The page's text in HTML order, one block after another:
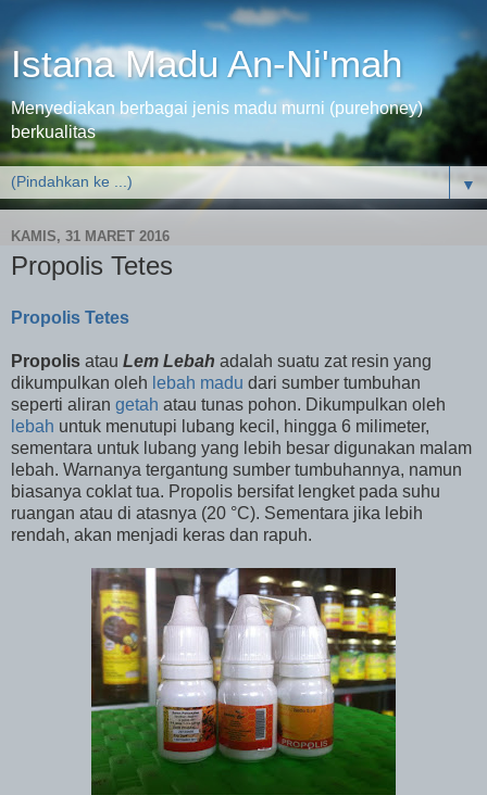
Istana Madu An-Ni'mah
Menyediakan berbagai jenis madu murni (purehoney)
berkualitas
▼
KAMIS, 31 MARET 2016
Propolis Tetes
Propolis Tetes
Propolis atau Lem Lebah adalah suatu zat resin yang
dikumpulkan oleh lebah madu dari sumber tumbuhan
seperti aliran getah atau tunas pohon. Dikumpulkan oleh
lebah untuk menutupi lubang kecil, hingga 6 milimeter,
sementara untuk lubang yang lebih besar digunakan malam
lebah. Warnanya tergantung sumber tumbuhannya, namun
biasanya coklat tua. Propolis bersifat lengket pada suhu
ruangan atau di atasnya (20 °C). Sementara jika lebih
rendah, akan menjadi keras dan rapuh.